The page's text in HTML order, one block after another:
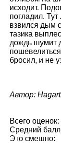
исходит.
погладил.
взвился дым
тазика
дождь шумит
бросил, и не
Автор:
Всего оценок:
Средний
Это смешно: